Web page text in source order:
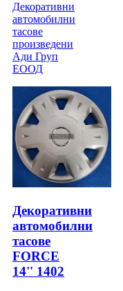
Декоративни
автомобилни
тасове
произведени
Ади Груп
ЕООД
Декоративни
автомобилни
тасове
FORCE
14'' 1402